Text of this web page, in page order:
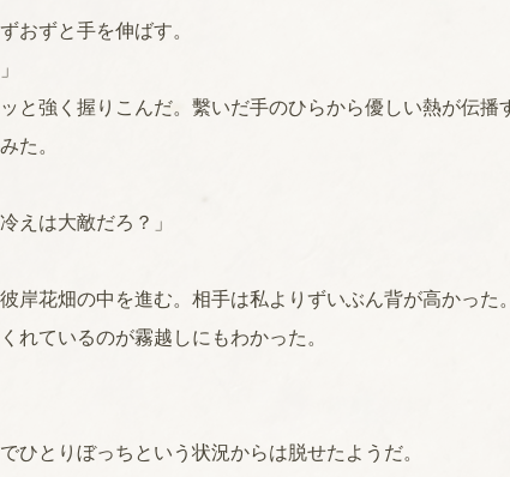
おずと手を伸ばす。
と強く握りこんだ。繫いだ手のひらから優しい熱が伝播
た。
えは大敵だろ？」
岸花畑の中を進む。相手は私よりずいぶん背が高かった
れているのが霧越しにもわかった。
ひとりぼっちという状況からは脱せたようだ。